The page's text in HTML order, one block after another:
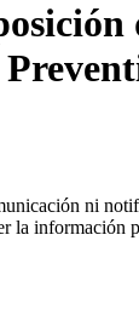
ni
la información